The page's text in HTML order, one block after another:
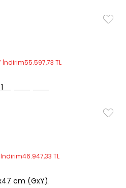
İndirim55.597,73 TL
İndirim46.947,33 TL